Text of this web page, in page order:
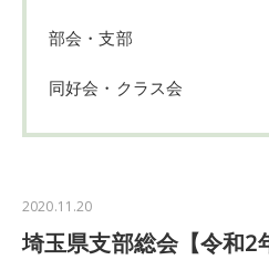
部会・支部
同好会・クラス会
2020.11.20
埼玉県支部総会【令和2